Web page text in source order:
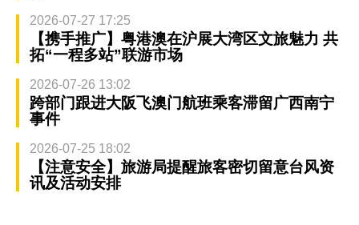
2026-07-27 17:25
【携手推广】粤港澳在沪展大湾区文旅魅力 共
拓“一程多站”联游市场
2026-07-26 13:02
跨部门跟进大阪飞澳门航班乘客滞留广西南宁
事件
2026-07-25 18:02
【注意安全】旅游局提醒旅客密切留意台风资
讯及活动安排